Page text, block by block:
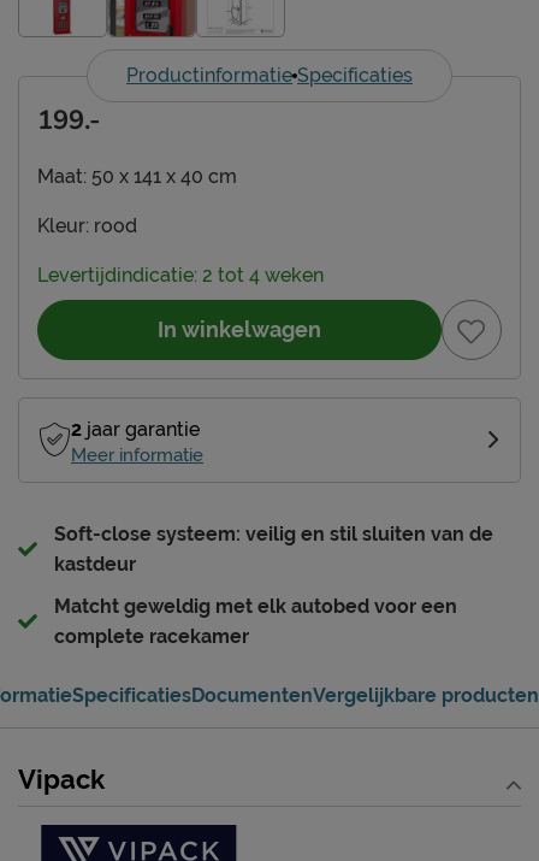
Productinformatie Specificaties
Maat: 50 x 141 x 40 cm
Kleur: rood
199.-
Levertijdindicatie: 2 tot 4 weken
In winkelwagen
2 jaar garantie
Meer informatie
Soft-close systeem: veilig en stil sluiten van de
kastdeur
Matcht geweldig met elk autobed voor een
complete racekamer
SpecificatiesDocumentenVergelijkbare producten
Vipack